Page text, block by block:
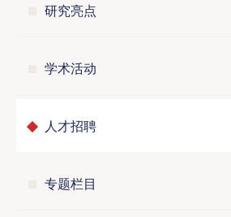
研究亮点
学术活动
人才招聘
专题栏目